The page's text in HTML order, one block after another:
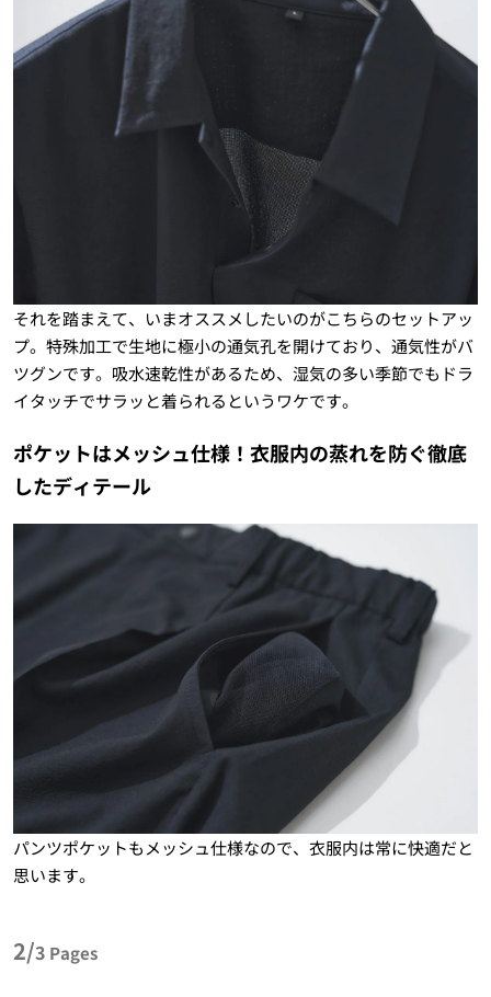
それを踏まえて、いまオススメしたいのがこちらのセットアッ
プ。特殊加工で生地に極小の通気孔を開けており、通気性がバ
ツグンです。吸水速乾性があるため、湿気の多い季節でもドラ
イタッチでサラッと着られるというワケです。
ポケットはメッシュ仕様！衣服内の蒸れを防ぐ徹底
したディテール
パンツポケットもメッシュ仕様なので、衣服内は常に快適だと
思います。
2/3 Pages